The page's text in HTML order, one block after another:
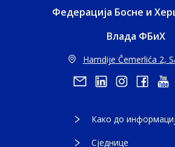
Федерација Босне и
Влада ФБиХ
Hamdije Čemerlića 2,
Како до
Сједнице